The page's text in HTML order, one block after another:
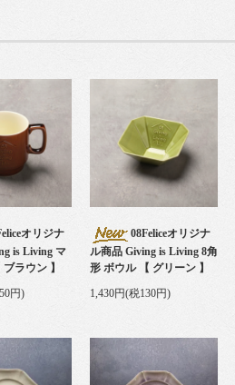
オリジナ
is Living マ
ラウン 】
円)
08Feliceオリジナ
ル商品 Giving is Living 8角
形 ボウル 【 グリーン 】
1,430円(税130円)